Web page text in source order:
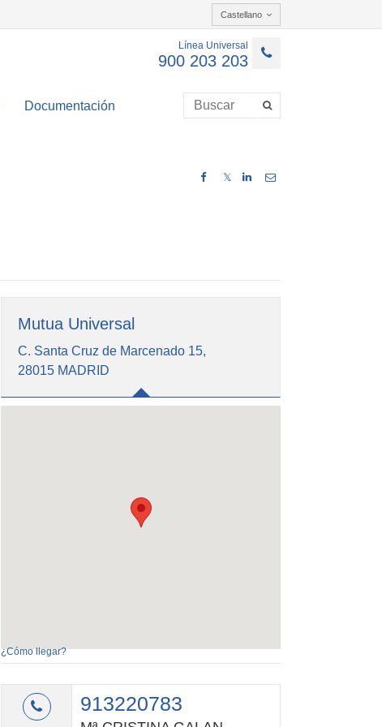
Castellano
Línea Universal
900 203 203
Documentación
𝕏
Mutua Universal
C. Santa Cruz de Marcenado 15,
28015 MADRID
¿Cómo llegar?
913220783